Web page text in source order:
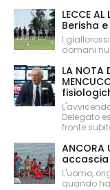
LECCE
Berisha
I
domani
LA NOTA
Delegato
fronte
ANCORA
accascia
L'uomo,
quando